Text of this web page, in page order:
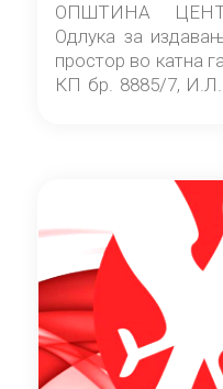
ОПШТИНА
Одлука за
простор во катна
КП бр. 8885/7,
Скопје” број 9/
(три) години од
Договорот за
понудувач.